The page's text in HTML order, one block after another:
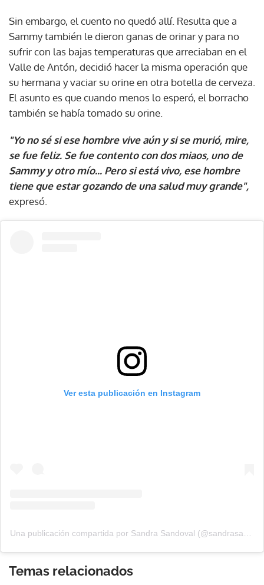
Sin embargo, el cuento no quedó allí. Resulta que a
Sammy también le dieron ganas de orinar y para no
sufrir con las bajas temperaturas que arreciaban en el
Valle de Antón, decidió hacer la misma operación que
su hermana y vaciar su orine en otra botella de cerveza.
El asunto es que cuando menos lo esperó, el borracho
también se había tomado su orine.
"Yo no sé si ese hombre vive aún y si se murió, mire,
se fue feliz. Se fue contento con dos miaos, uno de
Sammy y otro mío... Pero si está vivo, ese hombre
tiene que estar gozando de una salud muy grande",
expresó.
Ver esta publicación en Instagram
Temas relacionados